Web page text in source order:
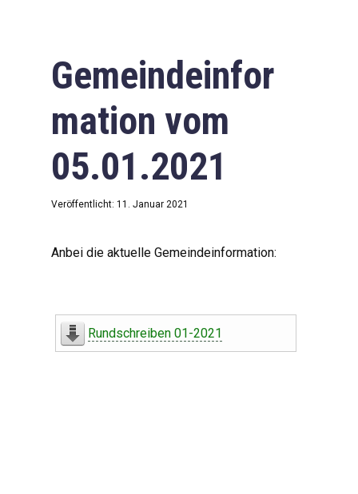
Gemeindeinfor
mation vom
05.01.2021
Veröffentlicht: 11. Januar 2021
Anbei die aktuelle Gemeindeinformation:
Rundschreiben 01-2021